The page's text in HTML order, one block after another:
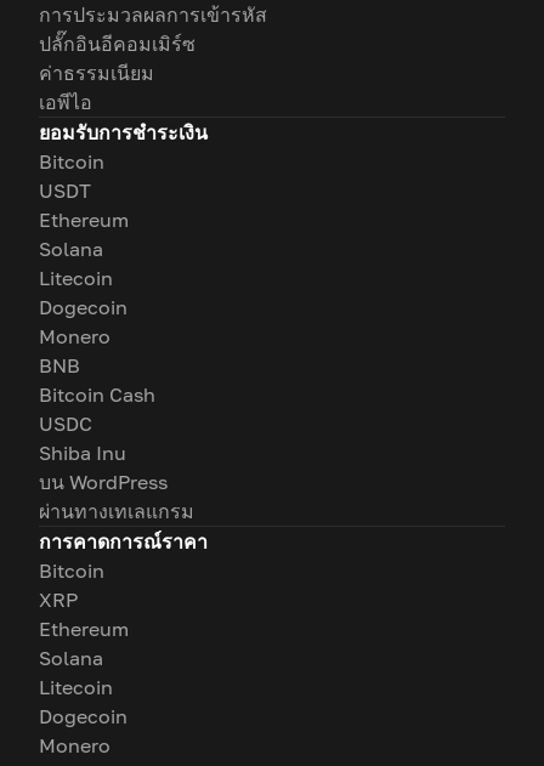
การประมวลผลการเข้ารหัส
ปลั๊กอินอีคอมเมิร์ซ
ค่าธรรมเนียม
เอพีไอ
ยอมรับการชำระเงิน
Bitcoin
USDT
Ethereum
Solana
Litecoin
Dogecoin
Monero
BNB
Bitcoin Cash
USDC
Shiba Inu
บน WordPress
ผ่านทางเทเลแกรม
การคาดการณ์ราคา
Bitcoin
XRP
Ethereum
Solana
Litecoin
Dogecoin
Monero